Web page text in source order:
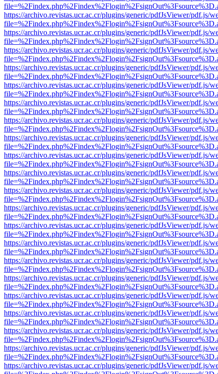
https://archivo.revistas.ucr.ac.cr/plugins/generic/pdfJsViewer/pdf.js/
https://archivo.revistas.ucr.ac.cr/plugins/generic/pdfJsViewer/pdf.js/
https://archivo.revistas.ucr.ac.cr/plugins/generic/pdfJsViewer/pdf.js/
https://archivo.revistas.ucr.ac.cr/plugins/generic/pdfJsViewer/pdf.js/
https://archivo.revistas.ucr.ac.cr/plugins/generic/pdfJsViewer/pdf.js/
https://archivo.revistas.ucr.ac.cr/plugins/generic/pdfJsViewer/pdf.js/
https://archivo.revistas.ucr.ac.cr/plugins/generic/pdfJsViewer/pdf.js/
https://archivo.revistas.ucr.ac.cr/plugins/generic/pdfJsViewer/pdf.js/
https://archivo.revistas.ucr.ac.cr/plugins/generic/pdfJsViewer/pdf.js/
https://archivo.revistas.ucr.ac.cr/plugins/generic/pdfJsViewer/pdf.js/
https://archivo.revistas.ucr.ac.cr/plugins/generic/pdfJsViewer/pdf.js/
https://archivo.revistas.ucr.ac.cr/plugins/generic/pdfJsViewer/pdf.js/
https://archivo.revistas.ucr.ac.cr/plugins/generic/pdfJsViewer/pdf.js/
https://archivo.revistas.ucr.ac.cr/plugins/generic/pdfJsViewer/pdf.js/
https://archivo.revistas.ucr.ac.cr/plugins/generic/pdfJsViewer/pdf.js/
https://archivo.revistas.ucr.ac.cr/plugins/generic/pdfJsViewer/pdf.js/
https://archivo.revistas.ucr.ac.cr/plugins/generic/pdfJsViewer/pdf.js/
https://archivo.revistas.ucr.ac.cr/plugins/generic/pdfJsViewer/pdf.js/
https://archivo.revistas.ucr.ac.cr/plugins/generic/pdfJsViewer/pdf.js/
https://archivo.revistas.ucr.ac.cr/plugins/generic/pdfJsViewer/pdf.js/
https://archivo.revistas.ucr.ac.cr/plugins/generic/pdfJsViewer/pdf.js/